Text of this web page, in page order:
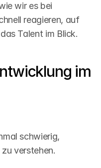
wir es bei
reagieren, auf
Talent im Blick.
im
schwierig,
verstehen.